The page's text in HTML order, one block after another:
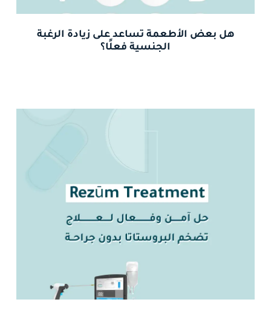
هل بعض الأطعمة تساعد على زيادة الرغبة
الجنسية فعلًا؟